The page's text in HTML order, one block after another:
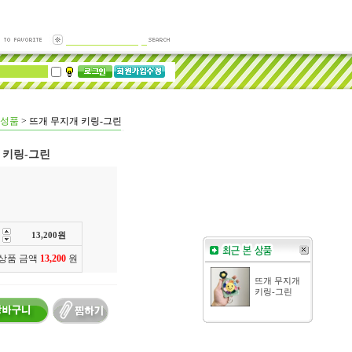
품 > 뜨개 무지개 키링-그린
링-그린
13,200원
품 금액 13,200 원
뜨개 무지개
키링-그린